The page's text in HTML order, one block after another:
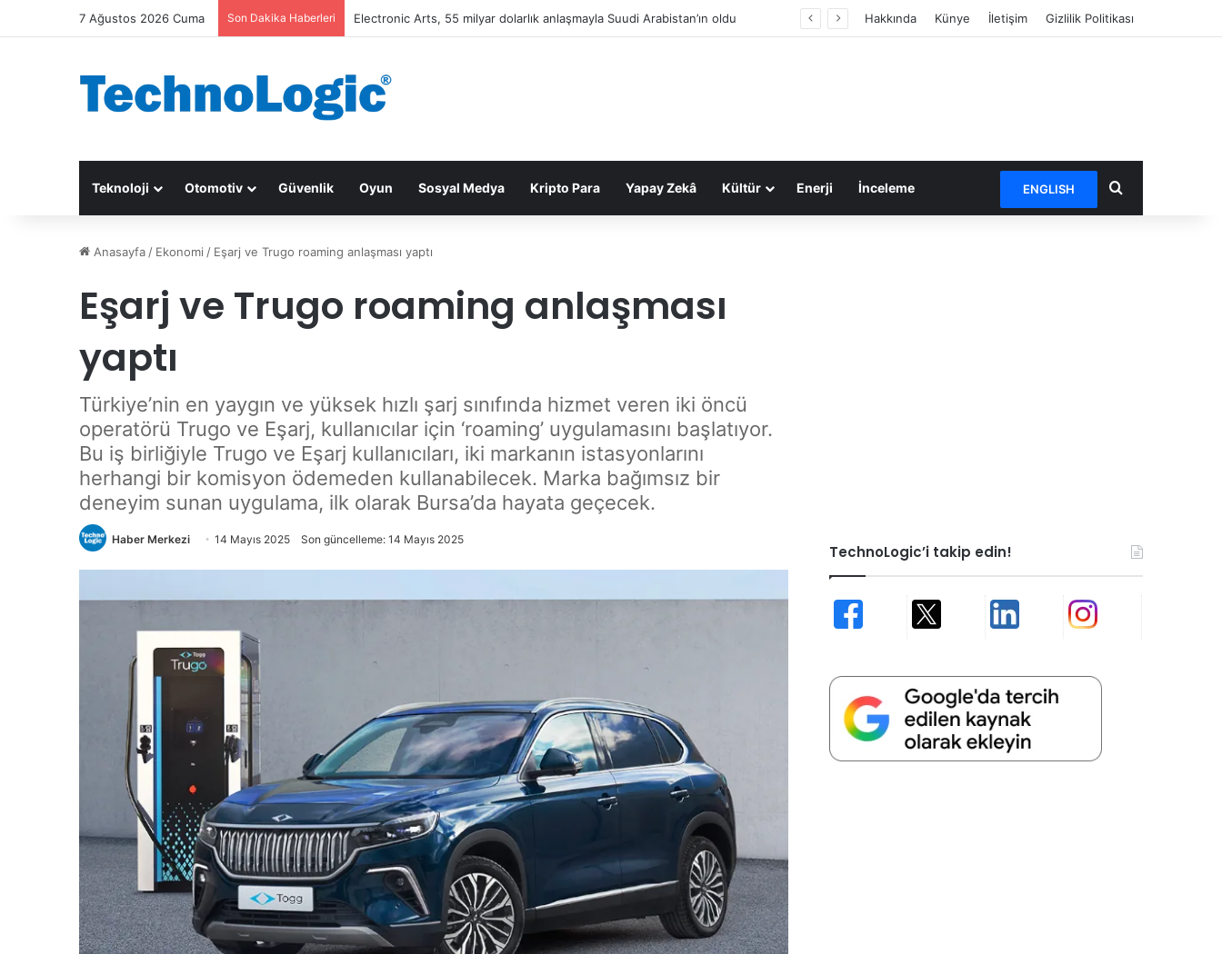
7 Ağustos 2026 Cuma Son Dakika Haberleri Electronic Arts, 55 milyar dolarlık anlaşmayla Suudi Arabistan’ın oldu Hakkında Künye İletişim Gizlilik Politikası
Teknoloji Otomotiv Güvenlik Oyun Sosyal Medya Kripto Para Yapay Zekâ Kültür Enerji İnceleme ENGLISH Arama yap ...
Anasayfa / Ekonomi / Eşarj ve Trugo roaming anlaşması yaptı
Eşarj ve Trugo roaming anlaşması
yaptı
Türkiye’nin en yaygın ve yüksek hızlı şarj sınıfında hizmet veren iki öncü
operatörü Trugo ve Eşarj, kullanıcılar için ‘roaming’ uygulamasını başlatıyor.
Bu iş birliğiyle Trugo ve Eşarj kullanıcıları, iki markanın istasyonlarını
herhangi bir komisyon ödemeden kullanabilecek. Marka bağımsız bir
deneyim sunan uygulama, ilk olarak Bursa’da hayata geçecek.
Haber Merkezi 14 Mayıs 2025 Son güncelleme: 14 Mayıs 2025
TechnoLogic’i takip edin!